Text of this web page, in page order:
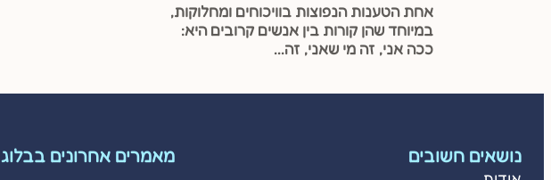
אחת הטענות הנפוצות בוויכוחים ומחלוקות,
במיוחד שהן קורות בין אנשים קרובים היא:
ככה אני, זה מי שאני, זה...
נושאים חשובים מאמרים אחרונים בבלוג